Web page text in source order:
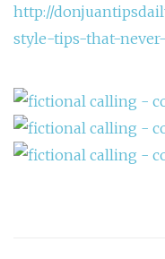
http://
style-tips-that-